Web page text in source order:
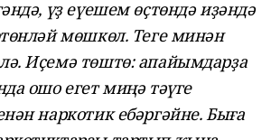
үҙ еүешем өҫтөндә иҙәндә
мөшкөл. Теге минән
Иҫемә төштө: апайымдарҙа
ошо егет миңә тәүге
наркотик ебәргәйне. Быға